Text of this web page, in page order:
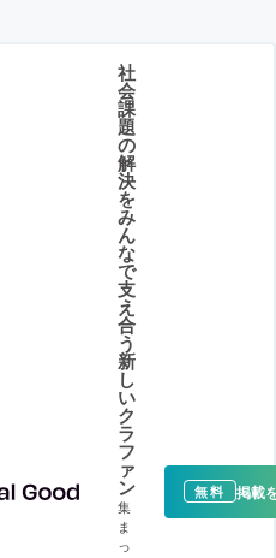
社
会
課
題
の
解
決
を
み
ん
な
で
支
え
合
う
新
し
い
ク
ラ
フ
ァ
ン
集
ま
っ
無料 掲載